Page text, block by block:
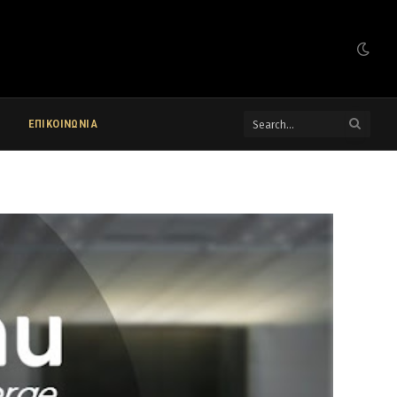
ΕΠΙΚΟΙΝΩΝΙΑ